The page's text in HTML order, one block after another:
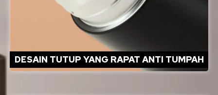
DESAIN TUTUP YANG RAPAT ANTI TUMPAH